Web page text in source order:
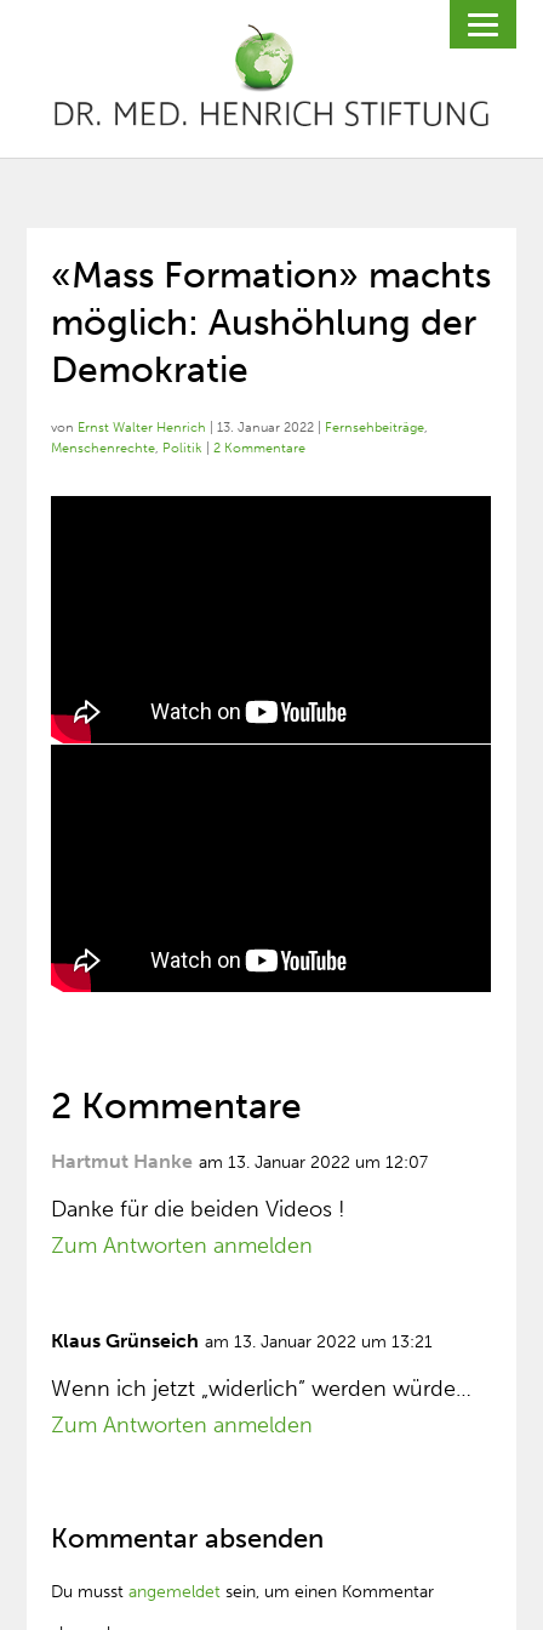
«Mass Formation» machts
möglich: Aushöhlung der
Demokratie
von Ernst Walter Henrich |13. Januar 2022 Fernsehbeiträge,
Menschenrechte, Politik |2 Kommentare
2 Kommentare
Hartmut Hanke am 13. Januar 2022 um 12:07
Danke für die beiden Videos !
Zum Antworten anmelden
Klaus Grünseich am 13. Januar 2022 um 13:21
Wenn ich jetzt „widerlich” werden würde…
Zum Antworten anmelden
Kommentar absenden
Du musstangemeldet sein, um einen Kommentar